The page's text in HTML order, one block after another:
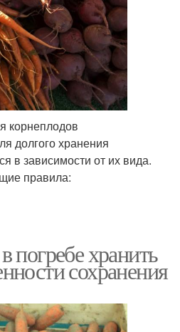
корнеплодов
долгого хранения
в зависимости от их вида.
правила:
погребе хранить
сохранения